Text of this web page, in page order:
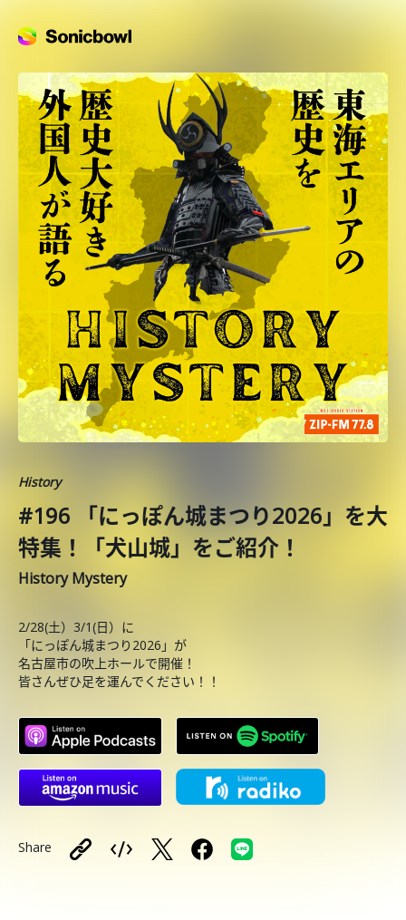
History
#196 「にっぽん城まつり2026」を大
特集！「犬山城」をご紹介！
History Mystery
2/28(土）3/1(日）に
「にっぽん城まつり2026」が
名古屋市の吹上ホールで開催！
皆さんぜひ足を運んでください！！
Share